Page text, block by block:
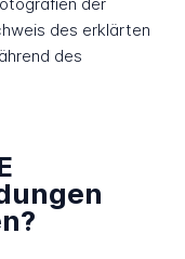
des erklärten
des